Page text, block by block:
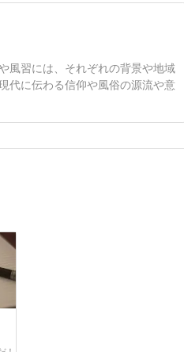
風習には、それぞれの背景や地域
代に伝わる信仰や風俗の源流や意